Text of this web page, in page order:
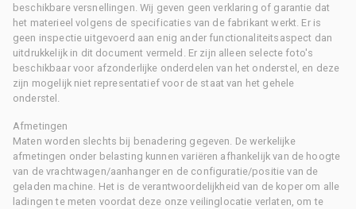
beschikbare versnellingen. Wij geven geen verklaring of garantie dat
het materieel volgens de specificaties van de fabrikant werkt. Er is
geen inspectie uitgevoerd aan enig ander functionaliteitsaspect dan
uitdrukkelijk in dit document vermeld. Er zijn alleen selecte foto's
beschikbaar voor afzonderlijke onderdelen van het onderstel, en deze
zijn mogelijk niet representatief voor de staat van het gehele
onderstel.
Afmetingen
Maten worden slechts bij benadering gegeven. De werkelijke
afmetingen onder belasting kunnen variëren afhankelijk van de hoogte
van de vrachtwagen/aanhanger en de configuratie/positie van de
geladen machine. Het is de verantwoordelijkheid van de koper om alle
ladingen te meten voordat deze onze veilinglocatie verlaten, om te